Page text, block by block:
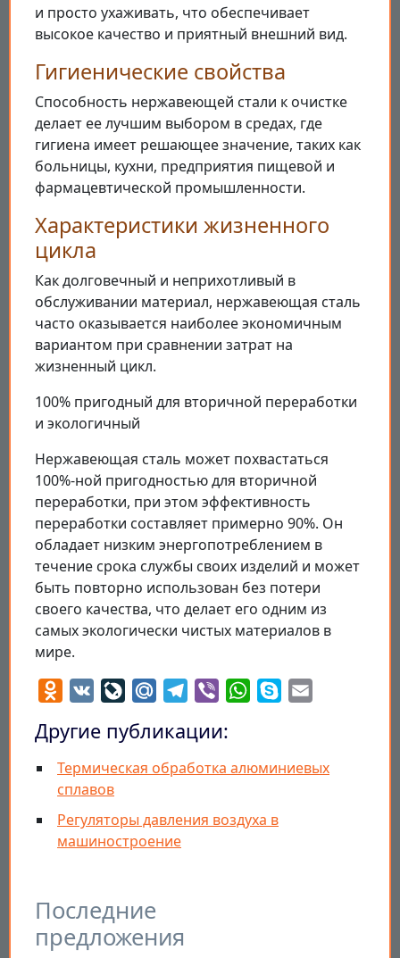
Последние
предложения
и просто ухаживать, что обеспечивает
высокое качество и приятный внешний вид.
Гигиенические свойства
Способность нержавеющей стали к очистке
делает ее лучшим выбором в средах, где
гигиена имеет решающее значение, таких как
больницы, кухни, предприятия пищевой и
фармацевтической промышленности.
Характеристики жизненного
цикла
Как долговечный и неприхотливый в
обслуживании материал, нержавеющая сталь
часто оказывается наиболее экономичным
вариантом при сравнении затрат на
жизненный цикл.
100% пригодный для вторичной переработки
и экологичный
Нержавеющая сталь может похвастаться
100%-ной пригодностью для вторичной
переработки, при этом эффективность
переработки составляет примерно 90%. Он
обладает низким энергопотреблением в
течение срока службы своих изделий и может
быть повторно использован без потери
своего качества, что делает его одним из
самых экологически чистых материалов в
мире.
Odnoklassniki
VK LiveJournal
Mail.RuTelegram
Viber WhatsApp
Skype
Другие публикации:
Термическая обработка алюминиевых
сплавов
Регуляторы давления воздуха в
машиностроение